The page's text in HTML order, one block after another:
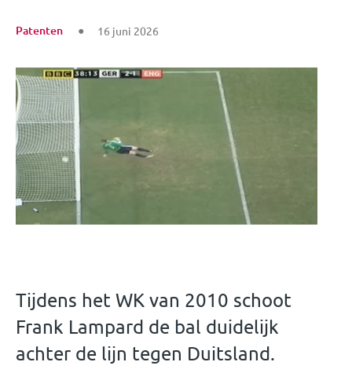
Patenten 16 juni 2026
Tijdens het WK van 2010 schoot
Frank Lampard de bal duidelijk
achter de lijn tegen Duitsland.